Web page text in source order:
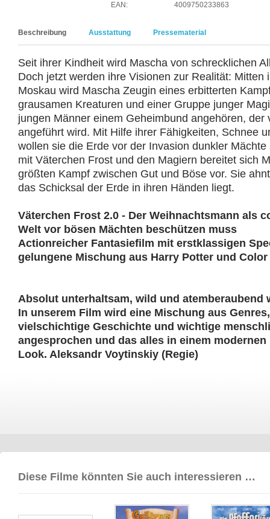
EAN:
4009750233863
Beschreibung Ausstattung Pressematerial
Seit ihrer Kindheit wird Mascha von schrecklichen
Doch jetzt werden ihre Visionen zur Realität: Mitten
Moskau wird Mascha Zeugin eines erbitterten
grausamen Kreaturen und einer Gruppe junger
jungen Männer einem Geheimbund angehören, der
angeführt wird. Mit Hilfe ihrer Fähigkeiten, Schnee
wollen sie die Erde vor der Invasion dunkler
mit Väterchen Frost und den Magiern bereitet sich
größten Kampf zwischen Gut und Böse vor. Sie
das Schicksal der Erde in ihren Händen liegt.
Väterchen Frost 2.0 - Der Weihnachtsmann als
Welt vor bösen Mächten beschützen muss
Actionreicher Fantasiefilm mit erstklassigen
gelungene Mischung aus Harry Potter und
Absolut unterhaltsam, wild und atemberaubend
In unserem Film wird eine Mischung aus
vielschichtige Geschichte und wichtige
angesprochen und das alles in einem
Look. Aleksandr Voytinskiy (Regie)
Diese Filme könnten Sie auch interessieren …